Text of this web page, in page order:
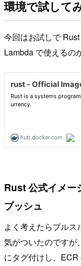
環境で試して
今回はお試しで
Lambda で使えるの
Rust 公式イメー
プッシュ
よく考えたらプルス
気がついたのですが
にタグ付けし、ECR